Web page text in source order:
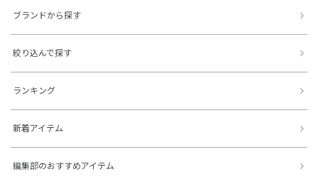
ブランドから探す
絞り込んで探す
ランキング
新着アイテム
編集部のおすすめアイテム